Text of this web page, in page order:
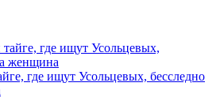
где ищут Усольцевых, бесследно